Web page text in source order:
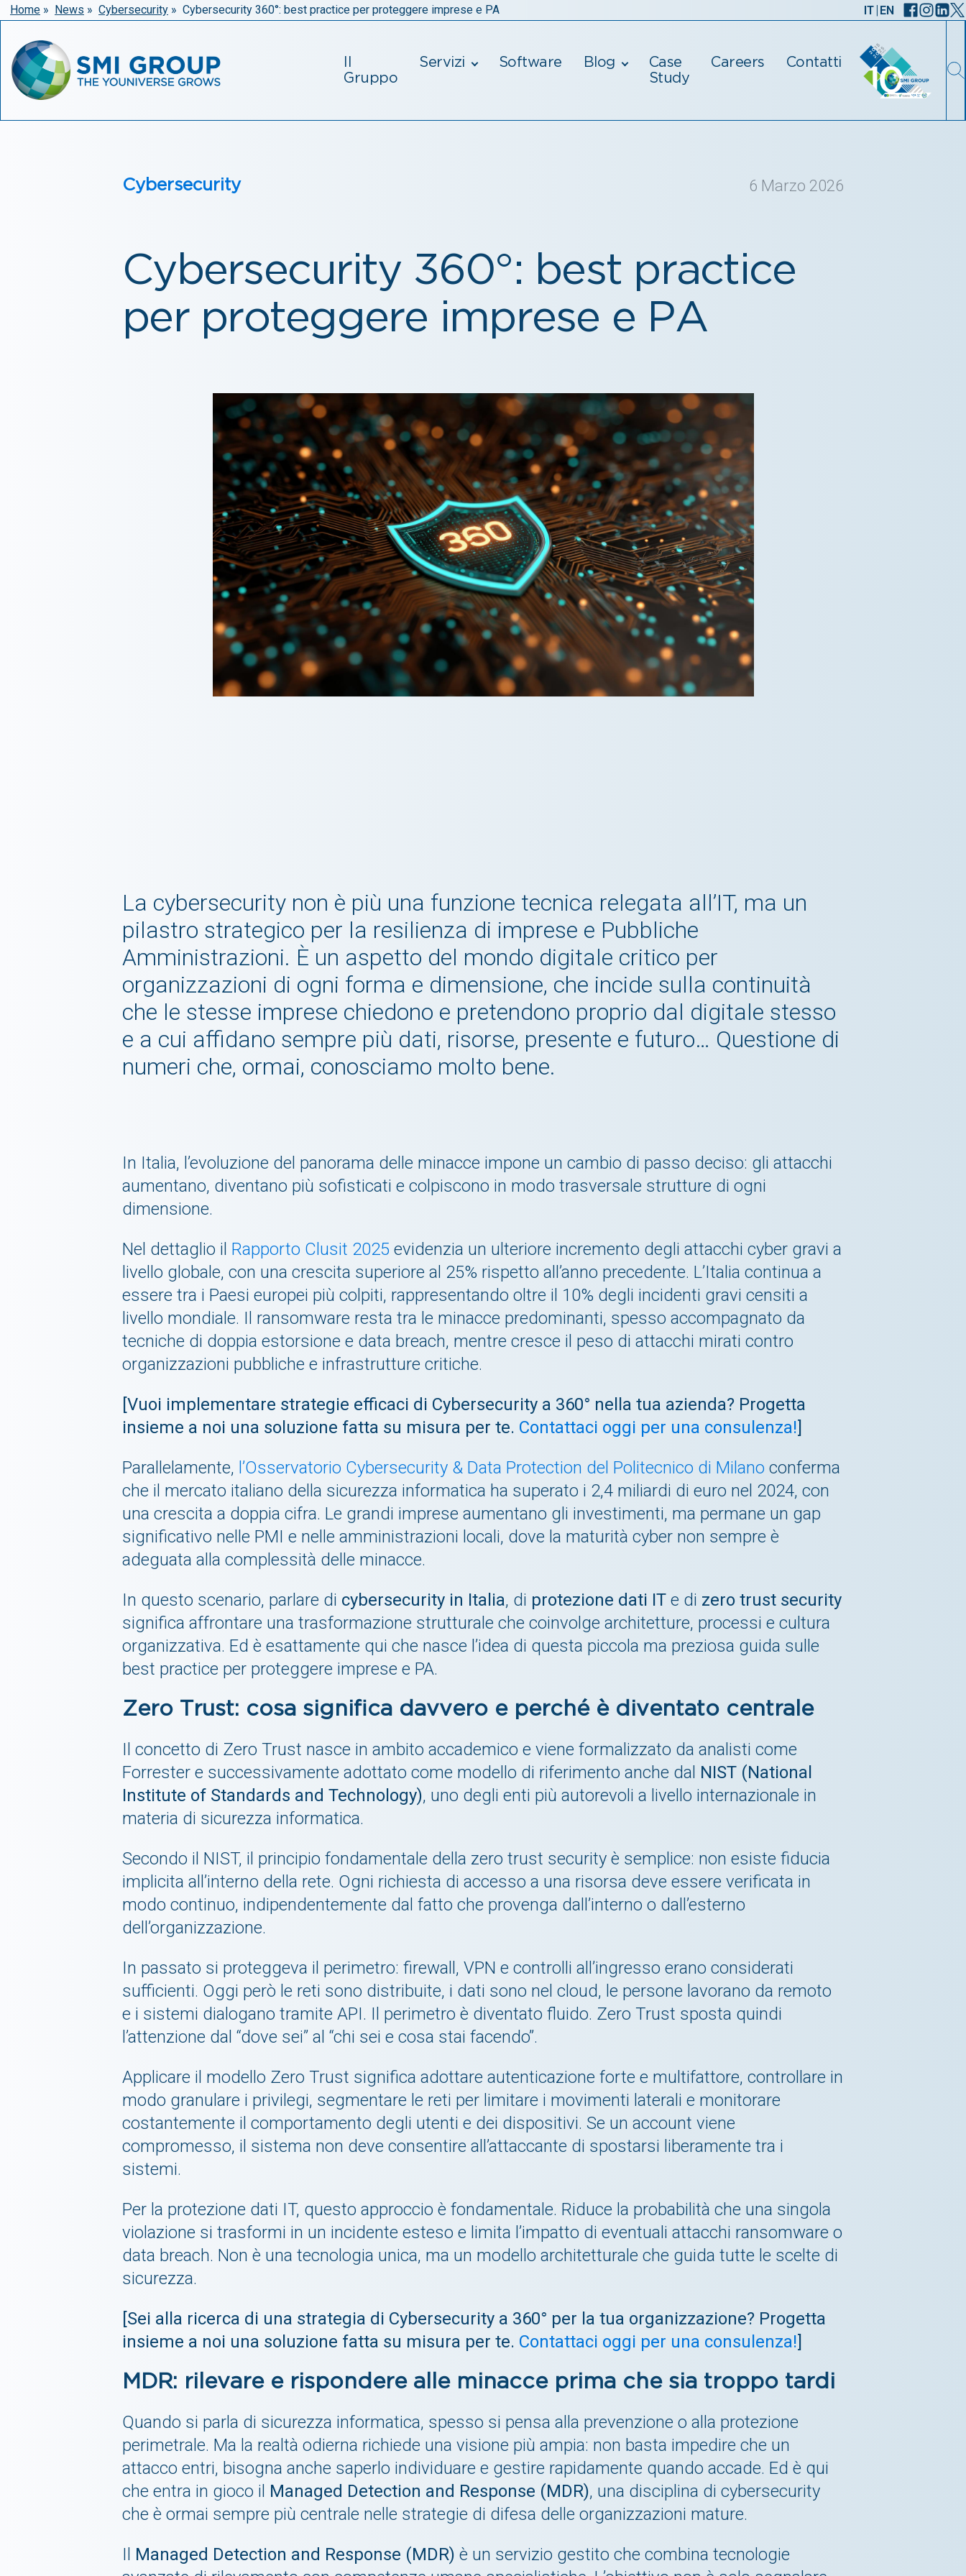
Home » News » Cybersecurity » Cybersecurity 360°: best practice per proteggere imprese e PA IT | EN
Gruppo
Servizi Software Blog
Case
Study
Careers Contatti
Cybersecurity 6 Marzo 2026
Cybersecurity 360°: best practice
per proteggere imprese e PA
La cybersecurity non è più una funzione tecnica relegata all’IT, ma un
pilastro strategico per la resilienza di imprese e Pubbliche
Amministrazioni. È un aspetto del mondo digitale critico per
organizzazioni di ogni forma e dimensione, che incide sulla continuità
che le stesse imprese chiedono e pretendono proprio dal digitale stesso
e a cui affidano sempre più dati, risorse, presente e futuro… Questione di
numeri che, ormai, conosciamo molto bene.
In Italia, l’evoluzione del panorama delle minacce impone un cambio di passo deciso: gli attacchi
aumentano, diventano più sofisticati e colpiscono in modo trasversale strutture di ogni
dimensione.
Nel dettaglio il Rapporto Clusit 2025 evidenzia un ulteriore incremento degli attacchi cyber gravi a
livello globale, con una crescita superiore al 25% rispetto all’anno precedente. L’Italia continua a
essere tra i Paesi europei più colpiti, rappresentando oltre il 10% degli incidenti gravi censiti a
livello mondiale. Il ransomware resta tra le minacce predominanti, spesso accompagnato da
tecniche di doppia estorsione e data breach, mentre cresce il peso di attacchi mirati contro
organizzazioni pubbliche e infrastrutture critiche.
[Vuoi implementare strategie efficaci di Cybersecurity a 360° nella tua azienda? Progetta
insieme a noi una soluzione fatta su misura per te. Contattaci oggi per una consulenza!]
Parallelamente, l’Osservatorio Cybersecurity & Data Protection del Politecnico di Milano conferma
che il mercato italiano della sicurezza informatica ha superato i 2,4 miliardi di euro nel 2024, con
una crescita a doppia cifra. Le grandi imprese aumentano gli investimenti, ma permane un gap
significativo nelle PMI e nelle amministrazioni locali, dove la maturità cyber non sempre è
adeguata alla complessità delle minacce.
In questo scenario, parlare di cybersecurity in Italia, di protezione dati IT e di zero trust security
significa affrontare una trasformazione strutturale che coinvolge architetture, processi e cultura
organizzativa. Ed è esattamente qui che nasce l’idea di questa piccola ma preziosa guida sulle
best practice per proteggere imprese e PA.
Zero Trust: cosa significa davvero e perché è diventato centrale
Il concetto di Zero Trust nasce in ambito accademico e viene formalizzato da analisti come
Forrester e successivamente adottato come modello di riferimento anche dal NIST (National
Institute of Standards and Technology), uno degli enti più autorevoli a livello internazionale in
materia di sicurezza informatica.
Secondo il NIST, il principio fondamentale della zero trust security è semplice: non esiste fiducia
implicita all’interno della rete. Ogni richiesta di accesso a una risorsa deve essere verificata in
modo continuo, indipendentemente dal fatto che provenga dall’interno o dall’esterno
dell’organizzazione.
In passato si proteggeva il perimetro: firewall, VPN e controlli all’ingresso erano considerati
sufficienti. Oggi però le reti sono distribuite, i dati sono nel cloud, le persone lavorano da remoto
e i sistemi dialogano tramite API. Il perimetro è diventato fluido. Zero Trust sposta quindi
l’attenzione dal “dove sei” al “chi sei e cosa stai facendo”.
Applicare il modello Zero Trust significa adottare autenticazione forte e multifattore, controllare in
modo granulare i privilegi, segmentare le reti per limitare i movimenti laterali e monitorare
costantemente il comportamento degli utenti e dei dispositivi. Se un account viene
compromesso, il sistema non deve consentire all’attaccante di spostarsi liberamente tra i
sistemi.
Per la protezione dati IT, questo approccio è fondamentale. Riduce la probabilità che una singola
violazione si trasformi in un incidente esteso e limita l’impatto di eventuali attacchi ransomware o
data breach. Non è una tecnologia unica, ma un modello architetturale che guida tutte le scelte di
sicurezza.
[Sei alla ricerca di una strategia di Cybersecurity a 360° per la tua organizzazione? Progetta
insieme a noi una soluzione fatta su misura per te. Contattaci oggi per una consulenza!]
MDR: rilevare e rispondere alle minacce prima che sia troppo tardi
Quando si parla di sicurezza informatica, spesso si pensa alla prevenzione o alla protezione
perimetrale. Ma la realtà odierna richiede una visione più ampia: non basta impedire che un
attacco entri, bisogna anche saperlo individuare e gestire rapidamente quando accade. Ed è qui
che entra in gioco il Managed Detection and Response (MDR), una disciplina di cybersecurity
che è ormai sempre più centrale nelle strategie di difesa delle organizzazioni mature.
Il Managed Detection and Response (MDR) è un servizio gestito che combina tecnologie